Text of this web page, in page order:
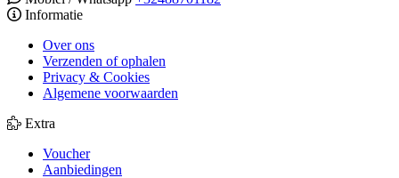
Informatie
Over ons
Verzenden of ophalen
Privacy & Cookies
Algemene voorwaarden
Extra
Voucher
Aanbiedingen